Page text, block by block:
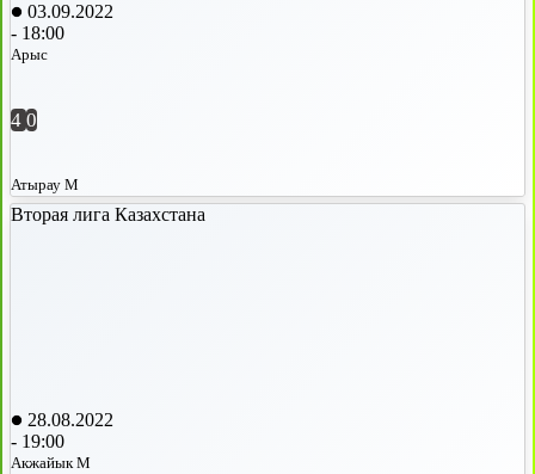
03.09.2022
- 18:00
Арыс
4 0
Атырау М
Вторая лига Казахстана
28.08.2022
- 19:00
Акжайык М